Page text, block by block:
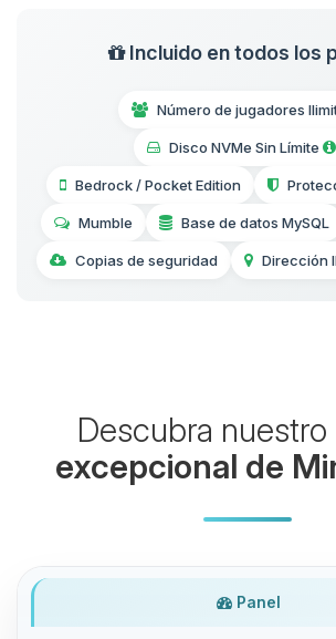
Incluido en todos los
Número de jugadores
Disco NVMe Sin Límite
Bedrock / Pocket Edition
Mumble Base de datos MySQL
Copias de seguridad Dirección
Descubra nuestro
excepcional de
Panel